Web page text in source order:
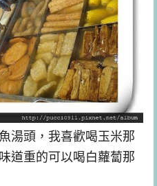
湯頭，我喜歡喝玉米那
道重的可以喝白蘿蔔那